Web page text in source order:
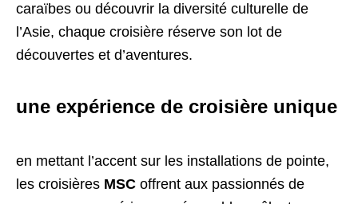
caraïbes ou découvrir la diversité culturelle de
l’Asie, chaque croisière réserve son lot de
découvertes et d’aventures.
une expérience de croisière unique
en mettant l’accent sur les installations de pointe,
les croisières MSC offrent aux passionnés de